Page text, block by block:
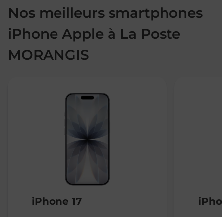
Nos meilleurs smartphones
iPhone Apple à La Poste
MORANGIS
iPhone 17